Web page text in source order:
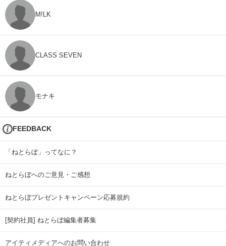
M!LK
CLASS SEVEN
モナキ
FEEDBACK
「ねとらぼ」ってなに？
ねとらぼへのご意見・ご感想
ねとらぼプレゼントキャンペーン応募規約
[契約社員] ねとらぼ編集者募集
アイティメディアへのお問い合わせ